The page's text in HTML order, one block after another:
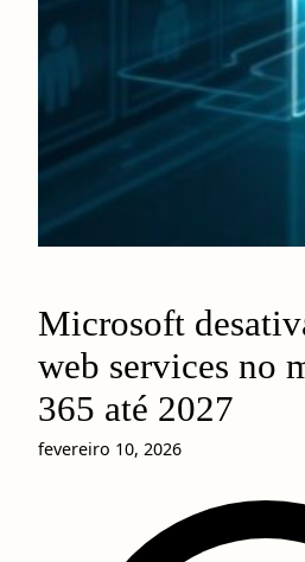
Microsoft
web services no
365 até 2027
fevereiro 10, 2026